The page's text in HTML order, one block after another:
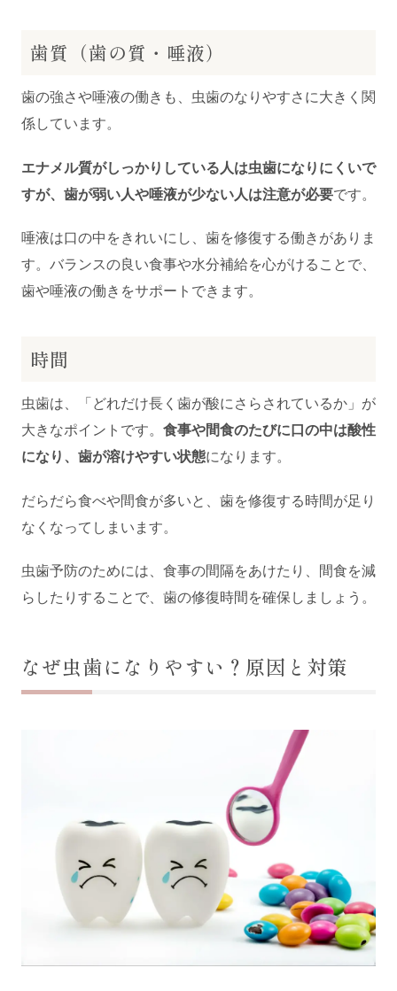
歯質（歯の質・唾液）
歯の強さや唾液の働きも、虫歯のなりやすさに大きく関
係しています。
エナメル質がしっかりしている人は虫歯になりにくいで
すが、歯が弱い人や唾液が少ない人は注意が必要です。
唾液は口の中をきれいにし、歯を修復する働きがありま
す。バランスの良い食事や水分補給を心がけることで、
歯や唾液の働きをサポートできます。
時間
虫歯は、「どれだけ長く歯が酸にさらされているか」が
大きなポイントです。 食事や間食のたびに口の中は酸性
になり、歯が溶けやすい状態になります。
だらだら食べや間食が多いと、歯を修復する時間が足り
なくなってしまいます。
虫歯予防のためには、食事の間隔をあけたり、間食を減
らしたりすることで、歯の修復時間を確保しましょう。
なぜ虫歯になりやすい？原因と対策